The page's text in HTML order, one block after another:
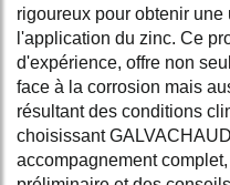
rigoureux pour obtenir
l'application du zinc. Ce
d'expérience, offre non
face à la corrosion mais
résultant des conditions
choisissant
accompagnement